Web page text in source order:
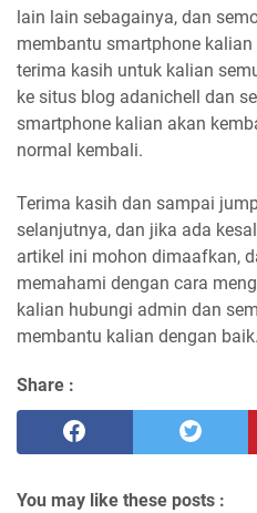
lain lain sebagainya, dan
membantu smartphone
terima kasih untuk kalian
ke situs blog adanichell dan
smartphone kalian akan
normal kembali.
Terima kasih dan sampai
selanjutnya, dan jika ada
artikel ini mohon dimaafkan,
memahami dengan cara
kalian hubungi admin dan
membantu kalian dengan
Share :
You may like these posts :